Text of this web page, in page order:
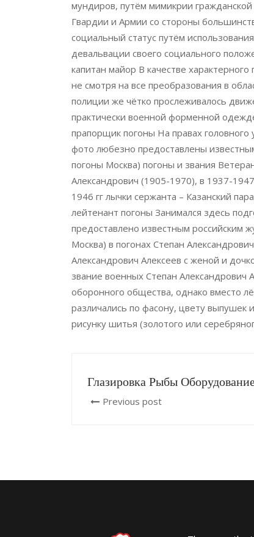
мундиров, путём мимикрии
Гвардии и Армии со стороны
социальный статус путём
девальвации своего социального
капитан майор В качестве
не смотря на все преобразования в
полиции же чётко прослеживалось
практически военной форменной
прапорщик погоны На правах
фото любезно предоставлены
погоны Москва) погоны и звания
Александрович (1905-1970), в 1937-1947
1946 гг лычки сержанта – Казанский
лейтенант погоны Занимался здесь
предоставлено известным российским
Москва) в погонах Степан
Александрович Алексеев с женой и
звание военных Степан Александрович
оборонного общества, однако вместо
различались по фасону, цвету выпушек
рисунку шитья (золотого или
Глазировка Рыбы
Previous post